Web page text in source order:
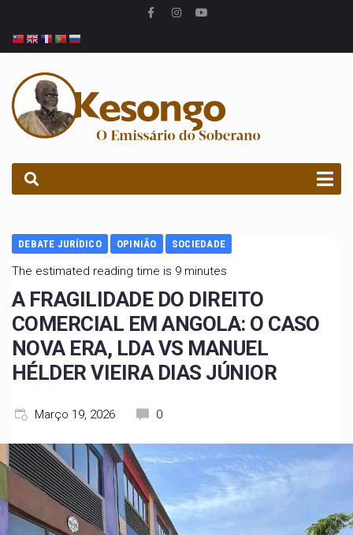
DEBATE JURÍDICO OPINIÃO SOCIEDADE
The estimated reading time is 9 minutes
A FRAGILIDADE DO DIREITO
COMERCIAL EM ANGOLA: O CASO
NOVA ERA, LDA VS MANUEL
HÉLDER VIEIRA DIAS JÚNIOR
Março 19, 2026 0
PROCURAR